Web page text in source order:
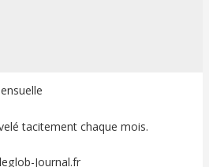
tacitement chaque mois.
Journal.fr